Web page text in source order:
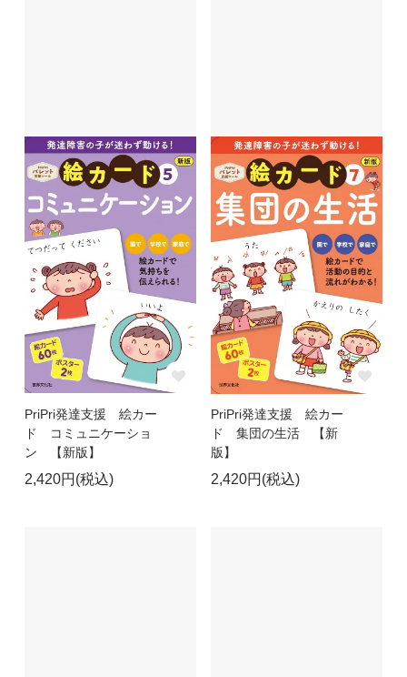
PriPri発達支援 絵カー
ド コミュニケーショ
ン 【新版】
2,420円(税込)
PriPri発達支援 絵カー
ド 集団の生活 【新
版】
2,420円(税込)